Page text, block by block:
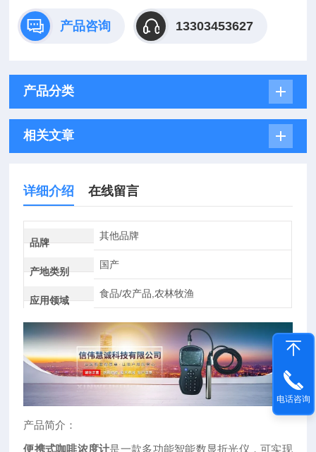
产品咨询 13303453627
产品分类
相关文章
详细介绍 在线留言
品牌
其他品牌
产地类别
国产
应用领域
食品/农产品,农林牧渔
产品简介：
便携式咖啡浓度计是一款多功能智能数显折光仪，可实现
电话咨询